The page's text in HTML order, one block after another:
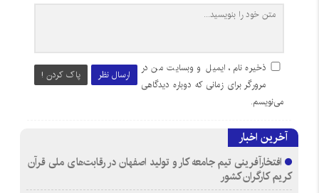
ارسال نظر پاک کردن !
ذخیره نام، ایمیل و وبسایت من در
مرورگر برای زمانی که دوباره دیدگاهی
می‌نویسم.
آخرین اخبار
افتخارآفرینی تیم جامعه کار و تولید اصفهان در رقابت‌های ملی قرآن
کریم کارگران کشور